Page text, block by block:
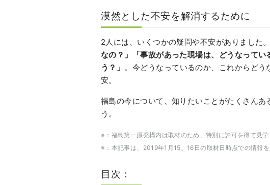
漠然とした不安を解消するために
2人には、いくつかの疑問や不安がありました。
なの？」「事故があった現場は、どうなって
う？」 。今どうなっているのか、これからど
安。
福島の今について、知りたいことがたくさん
う。
※：福島第一原発構内は取材のため、特別に許可を得て見学
※：本記事は、2019年1月15、16日の取材日時点での情報を
目次：